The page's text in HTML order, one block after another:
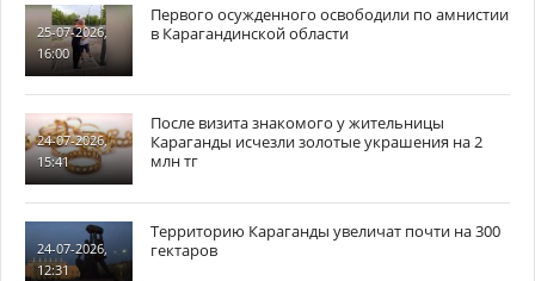
25-07-2026,
16:00
Первого осужденного освободили по амнистии
в Карагандинской области
24-07-2026,
15:41
После визита знакомого у жительницы
Караганды исчезли золотые украшения на 2
млн тг
24-07-2026,
12:31
Территорию Караганды увеличат почти на 300
гектаров